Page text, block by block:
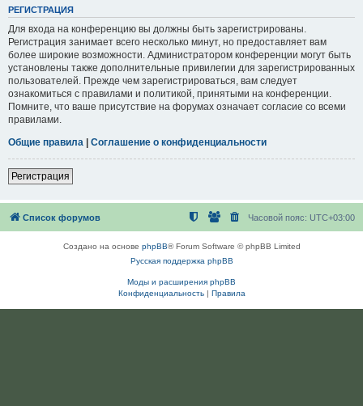
РЕГИСТРАЦИЯ
Для входа на конференцию вы должны быть зарегистрированы.
Регистрация занимает всего несколько минут, но предоставляет вам
более широкие возможности. Администратором конференции могут быть
установлены также дополнительные привилегии для зарегистрированных
пользователей. Прежде чем зарегистрироваться, вам следует
ознакомиться с правилами и политикой, принятыми на конференции.
Помните, что ваше присутствие на форумах означает согласие со всеми
правилами.
Общие правила | Соглашение о конфиденциальности
Регистрация
Список форумов Часовой пояс: UTC+03:00
Создано на основе phpBB® Forum Software © phpBB Limited
Русская поддержка phpBB
Моды и расширения phpBB
Конфиденциальность| Правила